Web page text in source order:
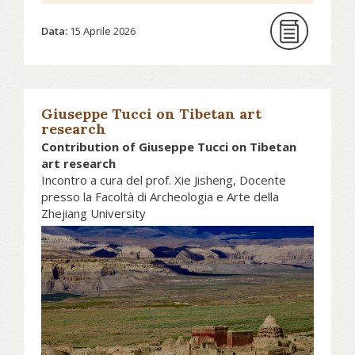
La Fondazione CDEC propone un
incontro speciale per presentare i
Humanities all’analisi di
testimonianze orali.
Scopri di più su cdec.it...
Data: 15 Aprile 2026
Giuseppe Tucci on Tibetan art
research
Contribution of Giuseppe Tucci on Tibetan
art research
Incontro a cura del prof. Xie Jisheng, Docente
presso la Facoltà di Archeologia e Arte della
Zhejiang University
Le opere di Giuseppe Tucci, tra cui
Indo-Tibetica, Tibetan Painted
Scrolls e Transhimalaya, dipingono
un quadro quasi completamente
esaustivo della storia dell’arte